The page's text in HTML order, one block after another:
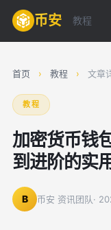
币安 教程
首页 › 教程 › 文章
教程
加密货币钱
到进阶的实
B 币安 资讯团队·